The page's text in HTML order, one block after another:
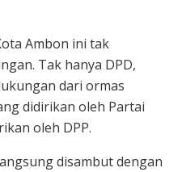
Ambon ini tak
Tak hanya DPD,
dari ormas
didirikan oleh Partai
oleh DPP.
disambut dengan